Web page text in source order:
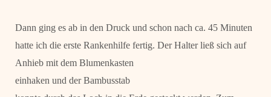
Dann ging es ab in den Druck und schon nach ca. 45 Minuten
hatte ich die erste Rankenhilfe fertig. Der Halter ließ sich auf
Anhieb mit dem Blumenkasten
einhaken und der Bambusstab